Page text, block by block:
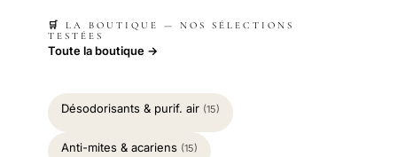
🛒 LA BOUTIQUE — NOS SÉLECTIONS
TESTÉES
Toute la boutique →
Désodorisants & purif. air (15)
Anti-mites & acariens (15)